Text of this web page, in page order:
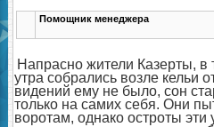
Помощник менеджера
Напрасно жители Казерты, в
утра собрались возле кельи
видений ему не было, сон
только на самих себя. Они
воротам, однако остроты